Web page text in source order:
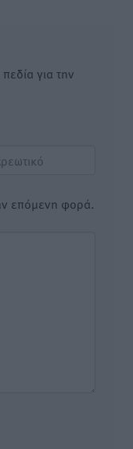
για την
επόμενη φορά.